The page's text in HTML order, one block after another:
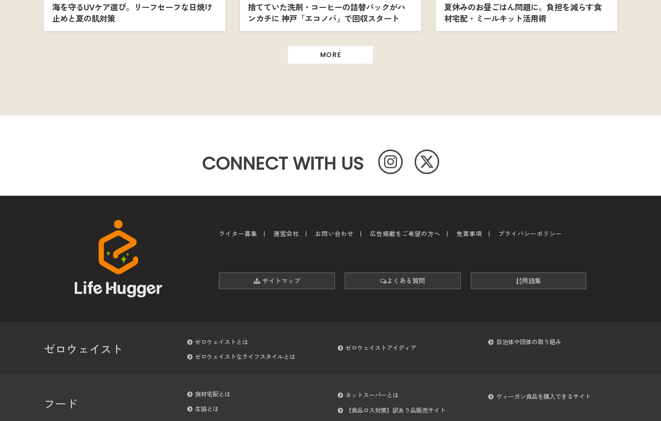
海を守るUVケア選び。リーフセーフな日焼け
止めと夏の肌対策
捨てていた洗剤・コーヒーの詰替パックがハ
ンカチに 神戸「エコノバ」で回収スタート
夏休みのお昼ごはん問題に。負担を減らす食
材宅配・ミールキット活用術
MORE
CONNECT WITH US
ライター募集 運営会社 お問い合わせ 広告掲載をご希望の方へ 免責事項 プライバシーポリシー
サイトマップ よくある質問 用語集
ゼロウェイスト
ゼロウェイストとは
ゼロウェイストなライフスタイルとは
ゼロウェイストアイディア
自治体や団体の取り組み
フード
食材宅配とは
生協とは
ネットスーパーとは
【食品ロス対策】訳あり品販売サイト
ヴィーガン食品を購入できるサイト